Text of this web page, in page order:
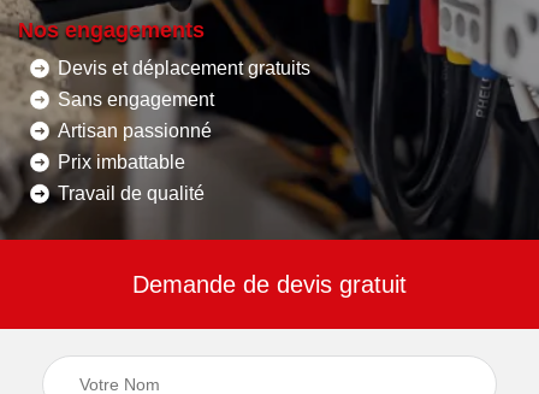
Nos engagements
Devis et déplacement gratuits
Sans engagement
Artisan passionné
Prix imbattable
Travail de qualité
Demande de devis gratuit